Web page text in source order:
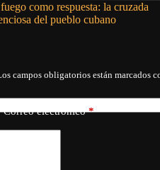
como respuesta: la cruzada
del pueblo cubano
campos obligatorios están marcados
Correo electrónico*